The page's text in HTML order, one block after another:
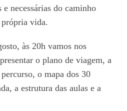
necessárias do caminho
própria vida.
às 20h vamos nos
o plano de viagem, a
o mapa dos 30
a estrutura das aulas e a